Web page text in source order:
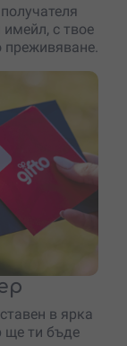
с твое
преживяване.
в ярка
ще ти бъде